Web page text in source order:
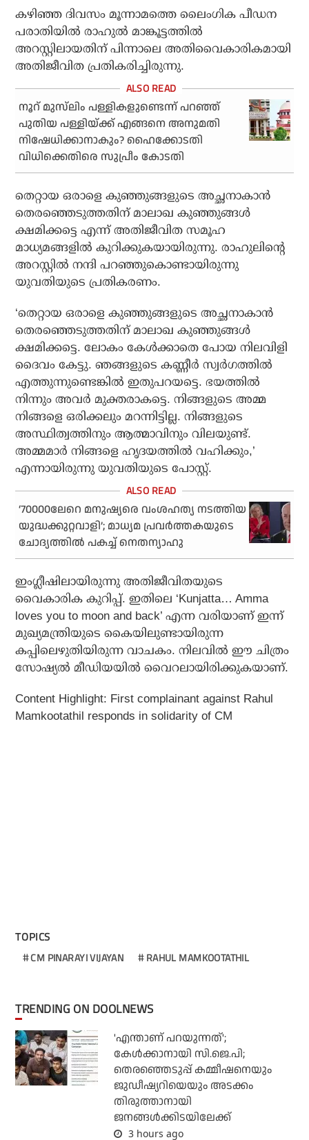
കഴിഞ്ഞ ദിവസം മൂന്നാമത്തെ ലൈംഗിക പീഡന
പരാതിയില്‍ രാഹുല്‍ മാങ്കൂട്ടത്തില്‍
അറസ്റ്റിലായതിന് പിന്നാലെ അതിവൈകാരികമായി
അതിജീവിത പ്രതികരിച്ചിരുന്നു.
നൂറ് മുസ്‌ലിം പള്ളികളുണ്ടെന്ന് പറഞ്ഞ്
പുതിയ പള്ളിയ്ക്ക് എങ്ങനെ അനുമതി
നിഷേധിക്കാനാകും? ഹൈക്കോടതി
വിധിക്കെതിരെ സുപ്രീം കോടതി
തെറ്റായ ഒരാളെ കുഞ്ഞുങ്ങളുടെ അച്ഛനാകാന്‍
തെരഞ്ഞെടുത്തതിന് മാലാഖ കുഞ്ഞുങ്ങള്‍
ക്ഷമിക്കട്ടെ എന്ന് അതിജീവിത സമൂഹ
മാധ്യമങ്ങളില്‍ കുറിക്കുകയായിരുന്നു. രാഹുലിന്റെ
അറസ്റ്റില്‍ നന്ദി പറഞ്ഞുകൊണ്ടായിരുന്നു
യുവതിയുടെ പ്രതികരണം.
‘തെറ്റായ ഒരാളെ കുഞ്ഞുങ്ങളുടെ അച്ഛനാകാന്‍
തെരഞ്ഞെടുത്തതിന് മാലാഖ കുഞ്ഞുങ്ങള്‍
ക്ഷമിക്കട്ടെ. ലോകം കേള്‍ക്കാതെ പോയ നിലവിളി
ദൈവം കേട്ടു. ഞങ്ങളുടെ കണ്ണീര്‍ സ്വര്‍ഗത്തില്‍
എത്തുന്നുണ്ടെങ്കില്‍ ഇതുപറയട്ടെ. ഭയത്തില്‍
നിന്നും അവര്‍ മുക്തരാകട്ടെ. നിങ്ങളുടെ അമ്മ
നിങ്ങളെ ഒരിക്കലും മറന്നിട്ടില്ല. നിങ്ങളുടെ
അസ്ഥിത്വത്തിനും ആത്മാവിനും വിലയുണ്ട്.
അമ്മമാര്‍ നിങ്ങളെ ഹൃദയത്തില്‍ വഹിക്കും,’
എന്നായിരുന്നു യുവതിയുടെ പോസ്റ്റ്.
‘70000ലേറെ മനുഷ്യരെ വംശഹത്യ നടത്തിയ
യുദ്ധക്കുറ്റവാളി’; മാധ്യമ പ്രവര്‍ത്തകയുടെ
ചോദ്യത്തില്‍ പകച്ച് നെതന്യാഹു
ഇംഗ്ലീഷിലായിരുന്നു അതിജീവിതയുടെ
വൈകാരിക കുറിപ്പ്. ഇതിലെ ‘Kunjatta… Amma
loves you to moon and back’ എന്ന വരിയാണ് ഇന്ന്
മുഖ്യമന്ത്രിയുടെ കൈയിലുണ്ടായിരുന്ന
കപ്പിലെഴുതിയിരുന്ന വാചകം. നിലവില്‍ ഈ ചിത്രം
സോഷ്യല്‍ മീഡിയയില്‍ വൈറലായിരിക്കുകയാണ്.
Content Highlight: First complainant against Rahul
Mamkootathil responds in solidarity of CM
TOPICS
CM PINARAYI VIJAYAN RAHUL MAMKOOTATHIL
TRENDING ON DOOLNEWS
'എന്താണ് പറയുന്നത്';
കേള്‍ക്കാനായി സി.ജെ.പി;
തെരഞ്ഞെടുപ്പ് കമ്മീഷനെയും
ജുഡീഷ്യറിയെയും അടക്കം
തിരുത്താനായി
ജനങ്ങള്‍ക്കിടയിലേക്ക്
3 hours ago